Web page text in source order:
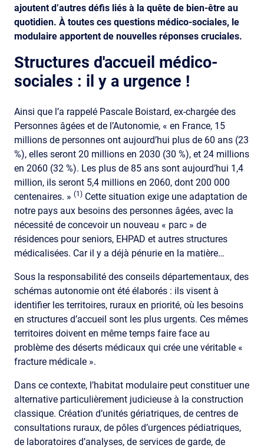
ajoutent d’autres défis liés à la quête de bien-être au
quotidien. À toutes ces questions médico-sociales, le
modulaire apportent de nouvelles réponses cruciales.
Structures d'accueil médico-
sociales : il y a urgence !
Ainsi que l’a rappelé Pascale Boistard, ex-chargée des
Personnes âgées et de l’Autonomie, « en France, 15
millions de personnes ont aujourd’hui plus de 60 ans (23
%), elles seront 20 millions en 2030 (30 %), et 24 millions
en 2060 (32 %). Les plus de 85 ans sont aujourd’hui 1,4
million, ils seront 5,4 millions en 2060, dont 200 000
centenaires. » (1) Cette situation exige une adaptation de
notre pays aux besoins des personnes âgées, avec la
nécessité de concevoir un nouveau « parc » de
résidences pour seniors, EHPAD et autres structures
médicalisées. Car il y a déjà pénurie en la matière…
Sous la responsabilité des conseils départementaux, des
schémas autonomie ont été élaborés : ils visent à
identifier les territoires, ruraux en priorité, où les besoins
en structures d’accueil sont les plus urgents. Ces mêmes
territoires doivent en même temps faire face au
problème des déserts médicaux qui crée une véritable «
fracture médicale ».
Dans ce contexte, l’habitat modulaire peut constituer une
alternative particulièrement judicieuse à la construction
classique. Création d’unités gériatriques, de centres de
consultations ruraux, de pôles d’urgences pédiatriques,
de laboratoires d’analyses, de services de garde, de